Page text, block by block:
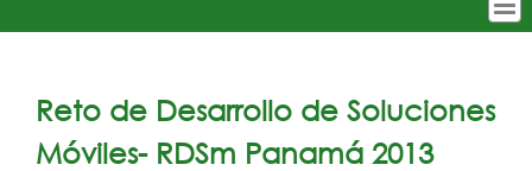
Menu
Principal
Nuestra Facultad
Oferta Académica
Reto de Desarrollo de Soluciones
Móviles- RDSm Panamá 2013